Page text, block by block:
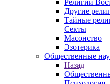
Религии
Другие
Тайные
Секты
Масонство
Эзотерика
Общественные
Назад